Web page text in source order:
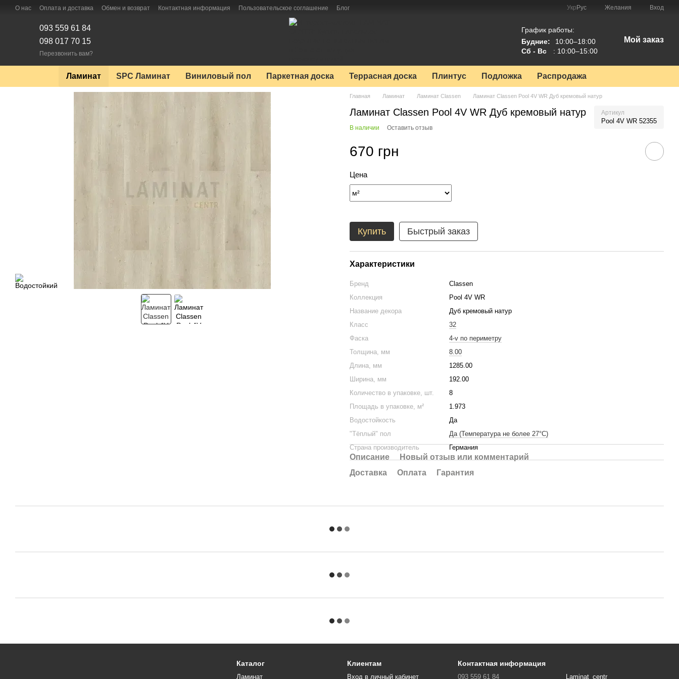
Перейти к основному контенту
О нас Оплата и доставка Обмен и возврат Контактная информация Пользовательское соглашение Блог Укр Рус Желания Вход
093 559 61 84
098 017 70 15
Перезвонить вам?
График работы:
Будние:
10:00–18:00
Сб - Вс
: 10:00–15:00
Мой заказ
Ламинат SPC Ламинат Виниловый пол Паркетная доска Террасная доска Плинтус Подложка Распродажа
Главная Ламинат Ламинат Classen Ламинат Classen Pool 4V WR Дуб кремовый натур
Ламинат Classen Pool 4V WR Дуб кремовый натур Артикул
Pool 4V WR 52355
В наличии Оставить отзыв
670 грн
Цена
Купить Быстрый заказ
Характеристики
Бренд
Classen
Коллекция
Pool 4V WR
Название декора
Дуб кремовый натур
Класс
32
Фаска
4-v по периметру
Толщина, мм
8.00
Длина, мм
1285.00
Ширина, мм
192.00
Количество в упаковке, шт.
8
Площадь в упаковке, м²
1.973
Водостойкость
Да
"Тёплый" пол
Да (Температура не более 27°C)
Страна производитель
Германия
Описание
Новый отзыв или комментарий
Доставка
Оплата Гарантия
Каталог
Ламинат
Клиентам
Вход в личный кабинет
Контактная информация
093 559 61 84 Laminat_centr